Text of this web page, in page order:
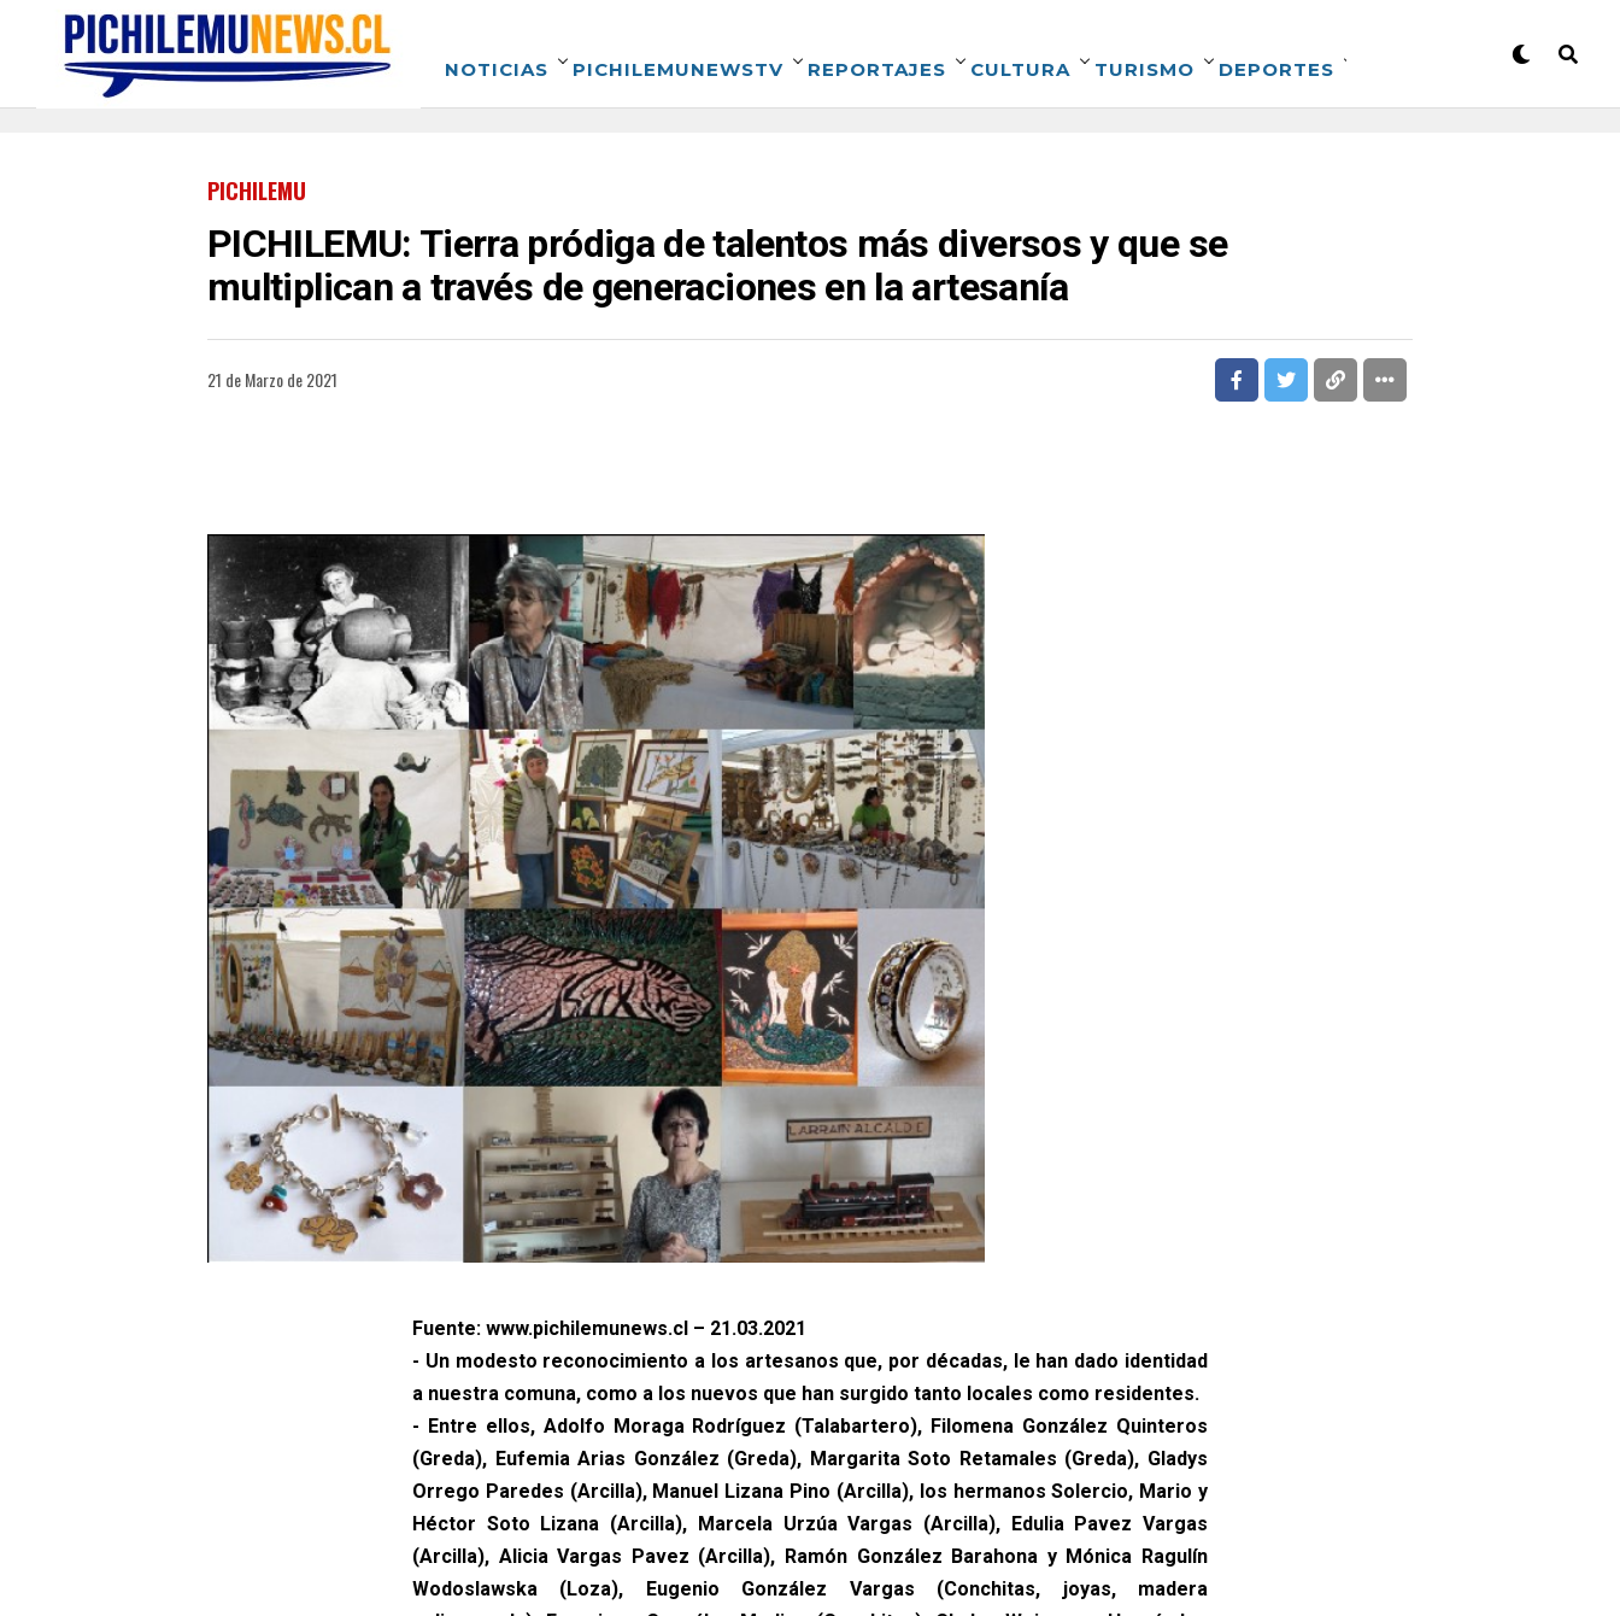
NOTICIAS PICHILEMUNEWSTV REPORTAJES CULTURA TURISMO DEPORTES
PICHILEMU
PICHILEMU: Tierra pródiga de talentos más diversos y que se
multiplican a través de generaciones en la artesanía
21 de Marzo de 2021
Fuente: www.pichilemunews.cl – 21.03.2021
- Un modesto reconocimiento a los artesanos que, por décadas, le han dado identidad
a nuestra comuna, como a los nuevos que han surgido tanto locales como residentes.
- Entre ellos, Adolfo Moraga Rodríguez (Talabartero), Filomena González Quinteros
(Greda), Eufemia Arias González (Greda), Margarita Soto Retamales (Greda), Gladys
Orrego Paredes (Arcilla), Manuel Lizana Pino (Arcilla), los hermanos Solercio, Mario y
Héctor Soto Lizana (Arcilla), Marcela Urzúa Vargas (Arcilla), Edulia Pavez Vargas
(Arcilla), Alicia Vargas Pavez (Arcilla), Ramón González Barahona y Mónica Ragulín
Wodoslawska (Loza), Eugenio González Vargas (Conchitas, joyas, madera